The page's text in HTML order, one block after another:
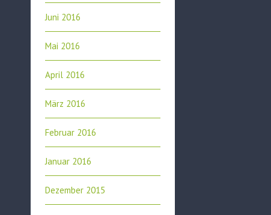
Juni 2016
Mai 2016
April 2016
März 2016
Februar 2016
Januar 2016
Dezember 2015